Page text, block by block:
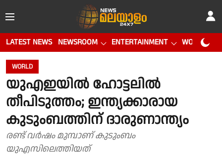
LATEST NEWS NEWSROOM ENTERTAINMENT WORLD CUP
WORLD
യുഎഇയില്‍ ഹോട്ടലില്‍
തീപിടുത്തം; ഇന്ത്യക്കാരായ
കുടുംബത്തിന് ദാരുണാന്ത്യം
രണ്ട് വർഷം മുമ്പാണ് കുടുംബം
യുഎസിലെത്തിയത്